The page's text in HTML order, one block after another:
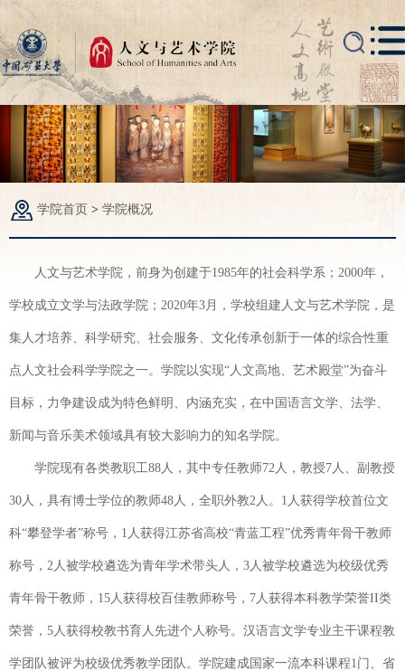
学院首页 > 学院概况
人文与艺术学院，前身为创建于1985年的社会科学系；2000年，
学校成立文学与法政学院；2020年3月，学校组建人文与艺术学院，是
集人才培养、科学研究、社会服务、文化传承创新于一体的综合性重
点人文社会科学学院之一。学院以实现“人文高地、艺术殿堂”为奋斗
目标，力争建设成为特色鲜明、内涵充实，在中国语言文学、法学、
新闻与音乐美术领域具有较大影响力的知名学院。
学院现有各类教职工88人，其中专任教师72人，教授7人、副教授
30人，具有博士学位的教师48人，全职外教2人。1人获得学校首位文
科“攀登学者”称号，1人获得江苏省高校“青蓝工程”优秀青年骨干教师
称号，2人被学校遴选为青年学术带头人，3人被学校遴选为校级优秀
青年骨干教师，15人获得校百佳教师称号，7人获得本科教学荣誉II类
荣誉，5人获得校教书育人先进个人称号。汉语言文学专业主干课程教
学团队被评为校级优秀教学团队。学院建成国家一流本科课程1门、省